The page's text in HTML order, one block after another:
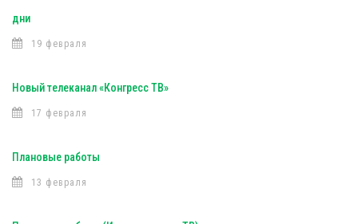
дни
19 февраля
Новый телеканал «Конгресс ТВ»
17 февраля
Плановые работы
13 февраля